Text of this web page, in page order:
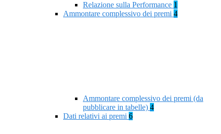
Relazione sulla Performance 1
Ammontare complessivo dei premi 4
Ammontare complessivo dei premi (da
pubblicare in tabelle) 4
Dati relativi ai premi 6